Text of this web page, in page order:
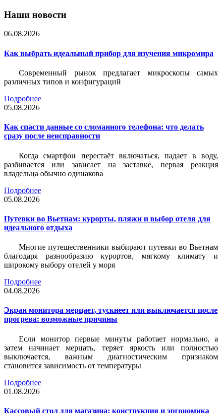
Наши новости
06.08.2026
Как выбрать идеальный прибор для изучения микромира
Современный рынок предлагает микроскопы самых
различных типов и конфигураций
Подробнее
05.08.2026
Как спасти данные со сломанного телефона: что делать
сразу после неисправности
Когда смартфон перестаёт включаться, падает в воду,
разбивается или зависает на заставке, первая реакция
владельца обычно одинакова
Подробнее
05.08.2026
Путевки во Вьетнам: курорты, пляжи и выбор отеля для
идеального отдыха
Многие путешественники выбирают путевки во Вьетнам
благодаря разнообразию курортов, мягкому климату и
широкому выбору отелей у моря
Подробнее
04.08.2026
Экран монитора мерцает, тускнеет или выключается после
прогрева: возможные причины
Если монитор первые минуты работает нормально, а
затем начинает мерцать, теряет яркость или полностью
выключается, важным диагностическим признаком
становится зависимость от температуры
Подробнее
01.08.2026
Кассовый стол для магазина: конструкция и эргономика